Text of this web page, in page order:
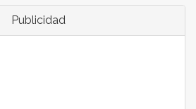
Publicidad